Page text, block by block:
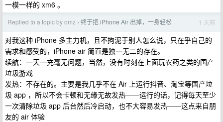
一模一样的 xm6 。
Replied to a topic by omz › 终于把 iPhone Air 出掉，一身轻松 1 天前
对我这种 iPhone 多主力机，且不拘泥于别人怎么说，只在乎自己的
需求和感受的，iPhone air 简直是独一无二的存在。
续航：一天一充毫无问题，当然，没有时刻在上面玩农药之类的国产
垃圾游戏
发热：不存在的。主要是我几乎不在 Air 上运行抖音、淘宝等国产垃
圾 app ，所以不会卡顿和无缘无故发热——运行的话，记得每天至少
一次清除垃圾 app 后台然后冷启动，也不大容易发热——这点来自朋
友的 air 体验